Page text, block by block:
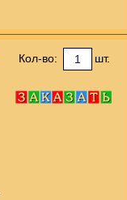
Кол-во: шт.